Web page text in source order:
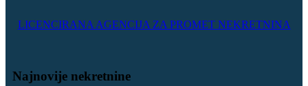
LICENCIRANA AGENCIJA ZA PROMET NEKRETNINA
Najnovije nekretnine